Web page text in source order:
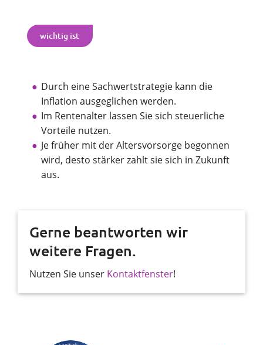
wichtig ist
Durch eine Sachwertstrategie kann die
Inflation ausgeglichen werden.
Im Rentenalter lassen Sie sich steuerliche
Vorteile nutzen.
Je früher mit der Altersvorsorge begonnen
wird, desto stärker zahlt sie sich in Zukunft
aus.
Gerne beantworten wir
weitere Fragen.
Nutzen Sie unser Kontaktfenster!